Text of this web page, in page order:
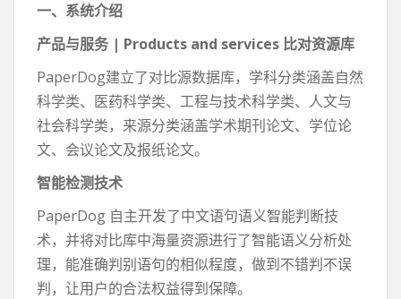
一、 系统介绍
产品与服务 | Products and services 比对资源库
PaperDog建立了对比源数据库，学科分类涵盖自然
科学类、医药科学类、工程与技术科学类、人文与
社会科学类，来源分类涵盖学术期刊论文、学位论
文、会议论文及报纸论文。
智能检测技术
PaperDog 自主开发了中文语句语义智能判断技
术，并将对比库中海量资源进行了智能语义分析处
理，能准确判别语句的相似程度，做到不错判不误
判，让用户的合法权益得到保障。